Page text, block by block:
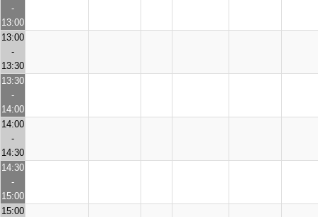
-
13:00
13:00
-
13:30
13:30
-
14:00
14:00
-
14:30
14:30
-
15:00
15:00